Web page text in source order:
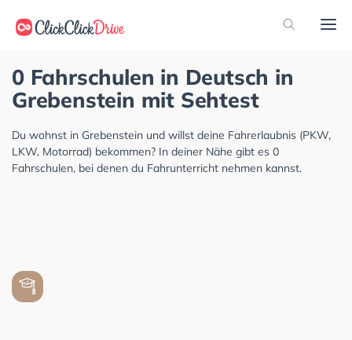
0 Fahrschulen in Deutsch in
Grebenstein mit Sehtest
Du wohnst in Grebenstein und willst deine Fahrerlaubnis (PKW,
LKW, Motorrad) bekommen? In deiner Nähe gibt es 0
Fahrschulen, bei denen du Fahrunterricht nehmen kannst.